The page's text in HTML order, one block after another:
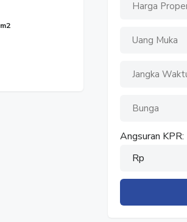
m2
Angsuran KPR:
Rp